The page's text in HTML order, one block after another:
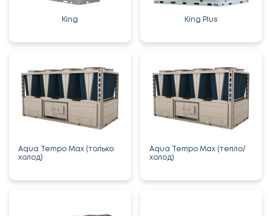
King King Plus
Aqua Tempo Max (только
холод)
Aqua Tempo Max (тепло/
холод)